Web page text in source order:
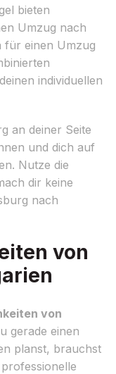
bieten
Umzug nach
für einen Umzug
individuellen
an deiner Seite
und dich auf
Nutze die
dir keine
nach
von
von
gerade einen
planst, brauchst